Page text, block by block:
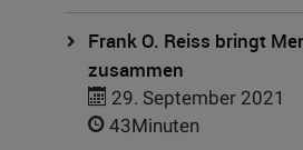
Frank O. Reiss bringt
zusammen
29. September 2021
43Minuten